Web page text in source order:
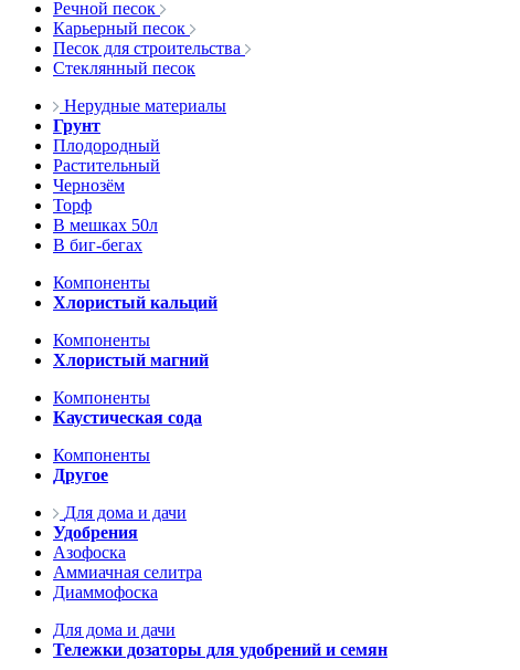
Речной песок
Карьерный песок
Песок для строительства
Стеклянный песок
Нерудные материалы
Грунт
Плодородный
Растительный
Чернозём
Торф
В мешках 50л
В биг-бегах
Компоненты
Хлористый кальций
Компоненты
Хлористый магний
Компоненты
Каустическая сода
Компоненты
Другое
Для дома и дачи
Удобрения
Азофоска
Аммиачная селитра
Диаммофоска
Для дома и дачи
Тележки дозаторы для удобрений и семян